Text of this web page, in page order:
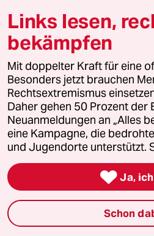
Politik
Öko
Gesellschaft
Kultur
Sport
Berlin
Nord
Links lesen,
bekämpfen
Mit doppelter Kraft für eine
Besonders jetzt brauchen
Rechtsextremismus
Daher gehen 50 Prozent der
Neuanmeldungen an „Alles
eine Kampagne, die
und Jugendorte unterstützt.
 Ja,
Schon